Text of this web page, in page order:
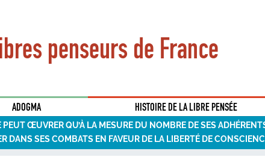
penseurs de France
ADOGMA HISTOIRE DE LA LIBRE PENSÉE
ŒUVRER QU’À LA MESURE DU NOMBRE DE SES
DANS SES COMBATS EN FAVEUR DE LA LIBERTÉ DE